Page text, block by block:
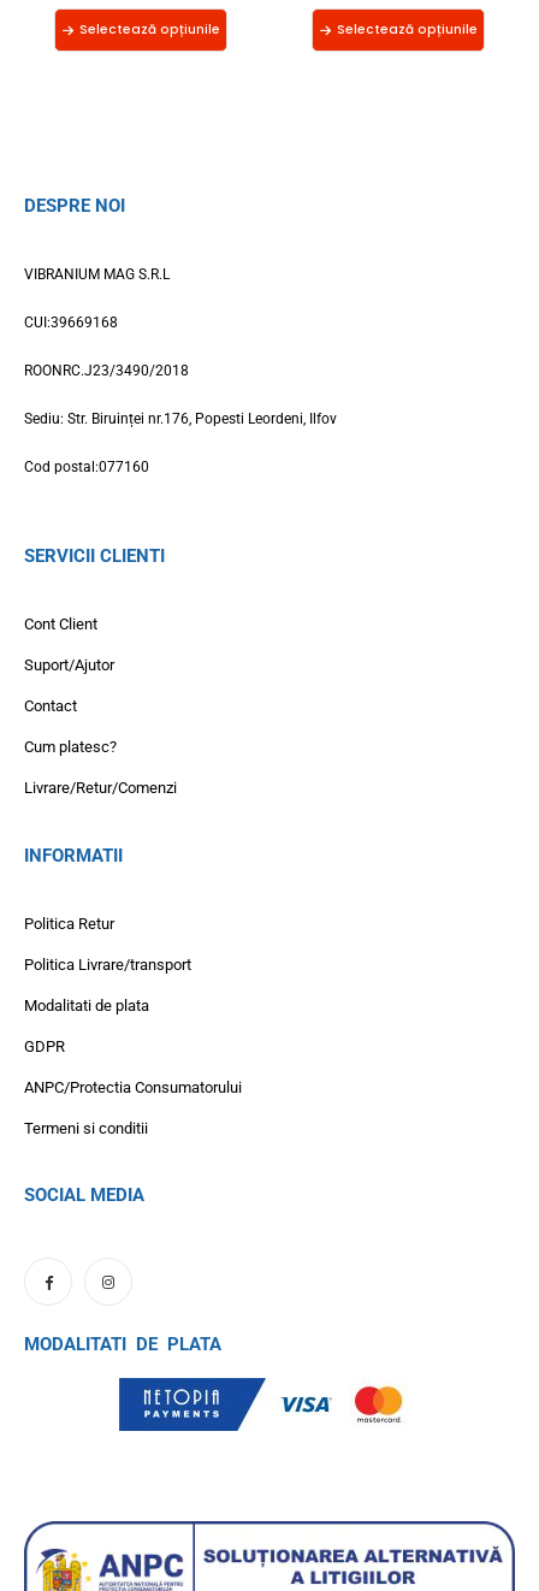
Selectează opțiunile Selectează opțiunile
DESPRE NOI
VIBRANIUM MAG S.R.L
CUI:39669168
ROONRC.J23/3490/2018
Sediu: Str. Biruinței nr.176, Popesti Leordeni, Ilfov
Cod postal:077160
SERVICII CLIENTI
Cont Client
Suport/Ajutor
Contact
Cum platesc?
Livrare/Retur/Comenzi
INFORMATII
Politica Retur
Politica Livrare/transport
Modalitati de plata
GDPR
ANPC/Protectia Consumatorului
Termeni si conditii
SOCIAL MEDIA
MODALITATI DE PLATA